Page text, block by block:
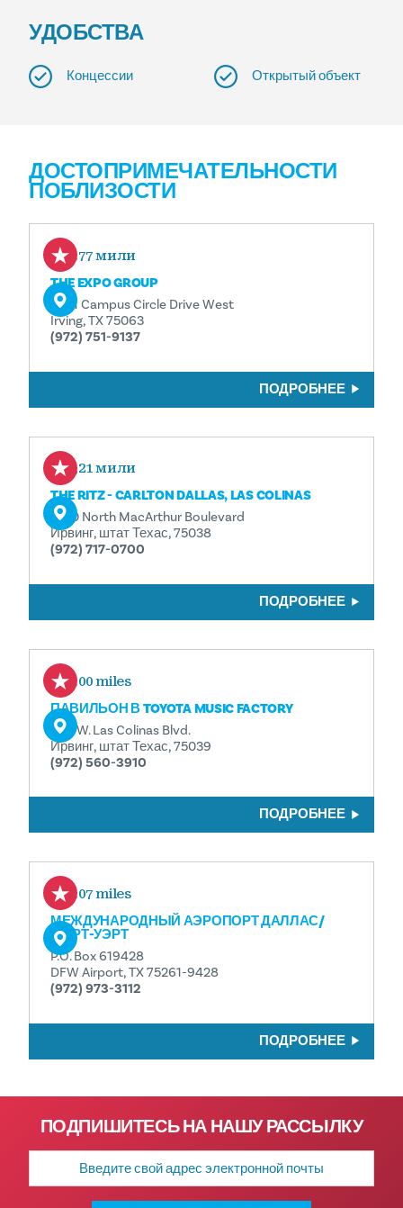
УДОБСТВА
Концессии Открытый объект
ДОСТОПРИМЕЧАТЕЛЬНОСТИ
ПОБЛИЗОСТИ
0.77 мили
THE EXPO GROUP
5931 Campus Circle Drive West
Irving, TX 75063
(972) 751-9137
ПОДРОБНЕЕ
2,21 мили
THE RITZ - CARLTON DALLAS, LAS COLINAS
4150 North MacArthur Boulevard
Ирвинг, штат Техас, 75038
(972) 717-0700
ПОДРОБНЕЕ
3.00 miles
ПАВИЛЬОН В TOYOTA MUSIC FACTORY
300 W. Las Colinas Blvd.
Ирвинг, штат Техас, 75039
(972) 560-3910
ПОДРОБНЕЕ
3.07 miles
МЕЖДУНАРОДНЫЙ АЭРОПОРТ ДАЛЛАС/
ФОРТ-УЭРТ
P.O. Box 619428
DFW Airport, TX 75261-9428
(972) 973-3112
ПОДРОБНЕЕ
ПОДПИШИТЕСЬ НА НАШУ РАССЫЛКУ
Адрес
электронной
почты